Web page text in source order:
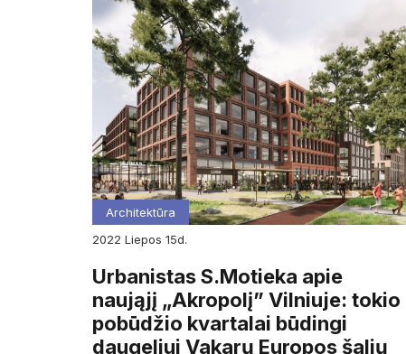
Architektūra
2022
liepos 15d.
Urbanistas S.Motieka apie
naująjį „Akropolį” Vilniuje: tokio
pobūdžio kvartalai būdingi
daugeliui Vakarų Europos šalių